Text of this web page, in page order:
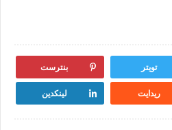
تويتر بنترست
ريدايت لينكدين